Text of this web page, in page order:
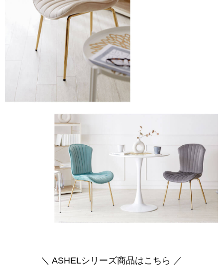
＼ ASHELシリーズ商品はこちら ／